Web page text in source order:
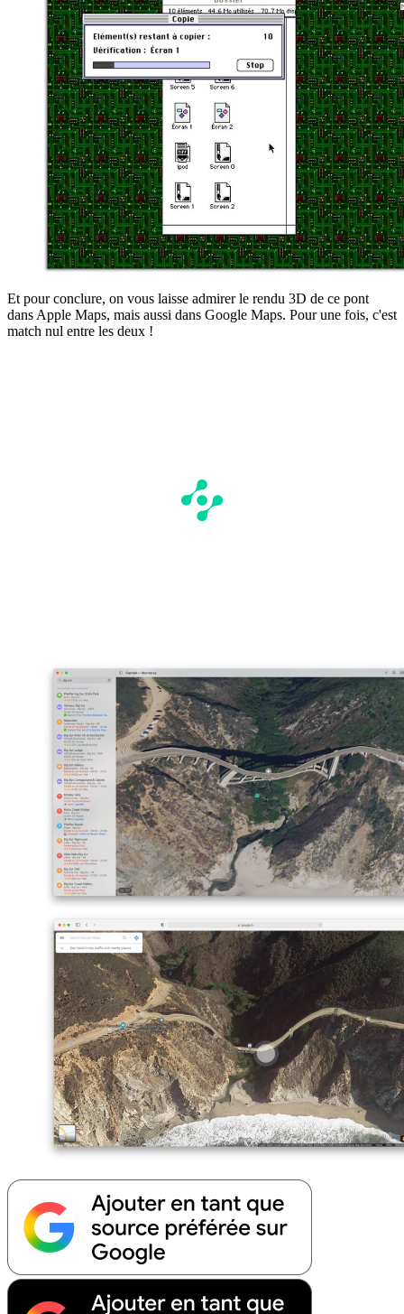
Et pour conclure, on vous laisse admirer le rendu 3D de ce pont
dans Apple Maps, mais aussi dans Google Maps. Pour une fois, c'est
match nul entre les deux !